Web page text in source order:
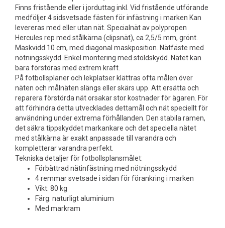
Finns fristående eller i jorduttag inkl. Vid fristående utförande
medföljer 4 sidsvetsade fästen för infästning i marken Kan
levereras med eller utan nät. Specialnät av polypropen
Hercules rep med stålkärna (clipsnät), ca 2,5/5 mm, grönt.
Maskvidd 10 cm, med diagonal maskposition. Nätfäste med
nötningsskydd. Enkel montering med stöldskydd. Nätet kan
bara förstöras med extrem kraft.
På fotbollsplaner och lekplatser klättras ofta målen över
näten och målnäten slängs eller skärs upp. Att ersätta och
reparera förstörda nät orsakar stor kostnader för ägaren. För
att förhindra detta utvecklades dettamål och nät speciellt för
användning under extrema förhållanden. Den stabila ramen,
det säkra tippskyddet markankare och det speciella nätet
med stålkärna är exakt anpassade till varandra och
kompletterar varandra perfekt.
Tekniska detaljer för fotbollsplansmålet:
Förbättrad nätinfästning med nötningsskydd
4 remmar svetsade i sidan för förankring i marken
Vikt: 80 kg
Färg: naturligt aluminium
Med markram